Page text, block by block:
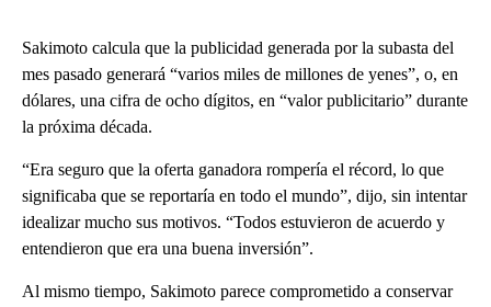
Sakimoto calcula que la publicidad generada por la subasta del
mes pasado generará “varios miles de millones de yenes”, o, en
dólares, una cifra de ocho dígitos, en “valor publicitario” durante
la próxima década.
“Era seguro que la oferta ganadora rompería el récord, lo que
significaba que se reportaría en todo el mundo”, dijo, sin intentar
idealizar mucho sus motivos. “Todos estuvieron de acuerdo y
entendieron que era una buena inversión”.
Al mismo tiempo, Sakimoto parece comprometido a conservar